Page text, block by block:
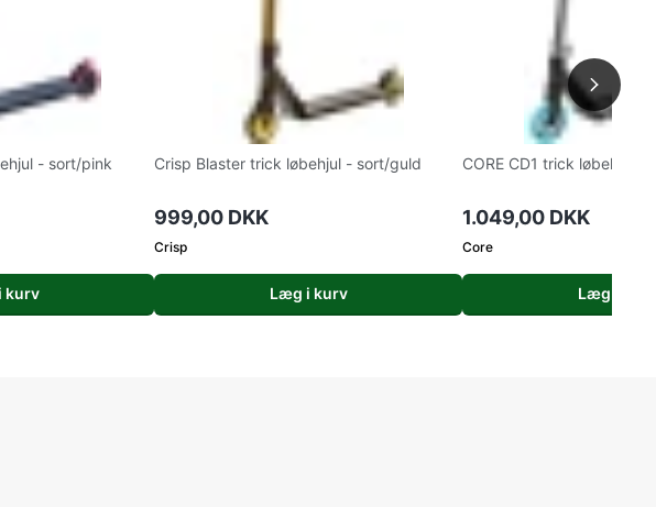
- sort/pink
kurv
Crisp Blaster trick løbehjul - sort/guld
999,00 DKK
Crisp
Læg i kurv
CORE CD1 trick løbehjul -
1.049,00 DKK
Core
Læg i kurv